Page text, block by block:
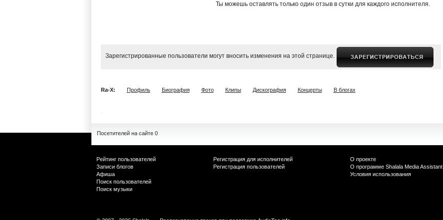
Ты можешь оставлять только один отзыв в сутки для каждого исполнителя.
Зарегистрированные пользователи могут вносить изменения на этой странице.
Ra-X: Профиль Биография Фото Клипы Дискография Концерты В блогах
Посетителей на сайте 0
Рейтинг пользователей
Записи блогов
Афиша
Поиск пользователей
Поиск музыки
Регистрация для исполнителей
Регистрация пользователей
О проекте
О программе Shalala Media Assistant
Условия использования